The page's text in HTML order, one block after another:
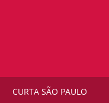
CURTA SÃO PAULO